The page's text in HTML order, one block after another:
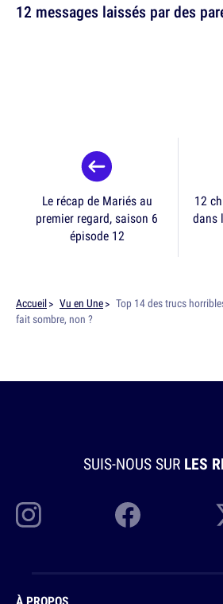
12 messages laissés par des
Le récap de Mariés au
premier regard, saison 6
épisode 12
12
dans
Accueil Vu en Une
Top 14 des trucs
fait sombre, non ?
SUIS-NOUS SUR LES